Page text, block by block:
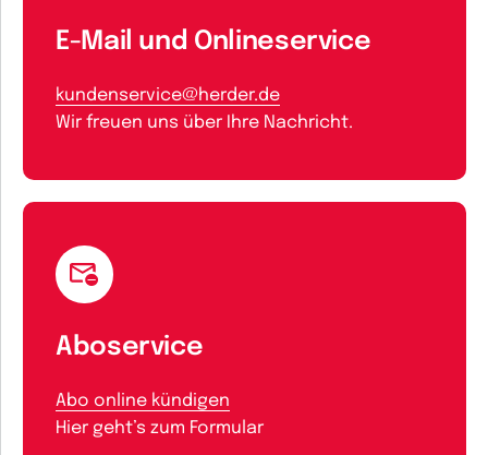
E-Mail und Onlineservice
kundenservice@herder.de
Wir freuen uns über Ihre Nachricht.
Aboservice
Abo online kündigen
Hier geht’s zum Formular